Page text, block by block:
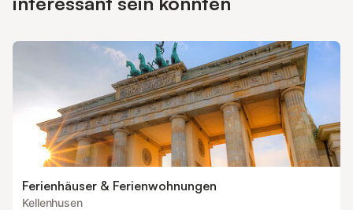
Ferienhäuser & Ferienwohnungen
Kellenhusen